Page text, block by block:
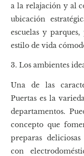
a la relajación y al
ubicación
escuelas y
estilo de vida
3. Los ambientes
Una de las
Puertas es la
departamentos.
concepto que
preparas
con